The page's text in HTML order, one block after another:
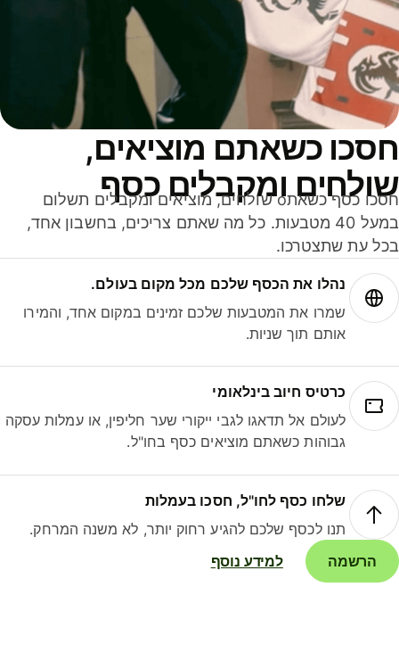
כשאתם מוציאים,
ומקבלים כסף
חסכו כסף כשאתo שולחים, מוציאים ומקבלים תשלום
במעל 40 מטבעות. כל מה שאתם צריכים, בחשבון אחד,
עת שתצטרכו.
נהלו את הכסף שלכם מכל מקום בעולם.
שמרו את המטבעות שלכם זמינים במקום אחד, והמירו
אותם תוך שניות.
כרטיס חיוב בינלאומי
לעולם אל תדאגו לגבי ייקורי שער חליפין, או עמלות עסקה
גבוהות כשאתם מוציאים כסף בחו"ל.
שלחו כסף לחו"ל, חסכו בעמלות
תנו לכסף שלכם להגיע רחוק יותר, לא משנה המרחק.
הרשמה
למידע נוסף